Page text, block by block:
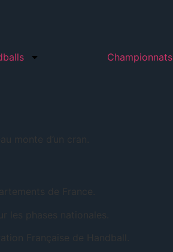
Championnats
monte d’un cran.
de France.
les phases nationales.
Française de Handball.